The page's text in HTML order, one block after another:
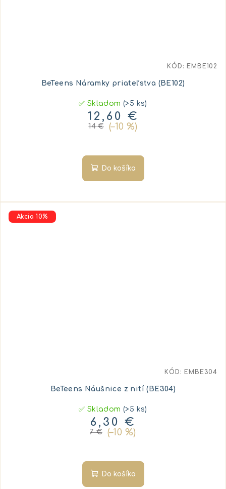
BeTeens Náramky priateľstva (BE102)
✅ Skladom(>5 ks)
12,60 €
14 € (–10 %)
Do košíka
KÓD: EMBE102
Akcia 10%
BeTeens Náušnice z nití (BE304)
✅ Skladom(>5 ks)
6,30 €
7 € (–10 %)
Do košíka
KÓD: EMBE304